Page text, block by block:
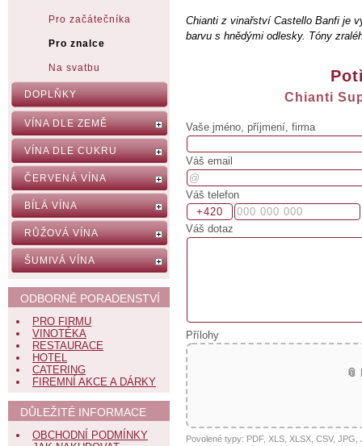
Chianti z vinařství Castello Banfi je
barvu s hnědými odlesky. Tóny
Chianti
Vaše jméno, příjmení, firma
Váš email
Váš telefon
Váš dotaz
Přílohy
Povolené typy: PDF, XLS, XLSX, CSV,
Pro začátečníka
Pro znalce
Na svatbu
DOPLŇKY
VÍNA DLE ZEMĚ
VÍNA DLE CUKRU
ČERVENÁ VÍNA
BÍLÁ VÍNA
RŮŽOVÁ VÍNA
ŠUMIVÁ VÍNA
ODBORNÉ PORADENSTVÍ
PRO FIRMU
VINOTÉKA
RESTAURACE
HOTEL
CATERING
FIREMNÍ AKCE A DÁRKY
DŮLEŽITÉ INFORMACE
OBCHODNÍ PODMÍNKY